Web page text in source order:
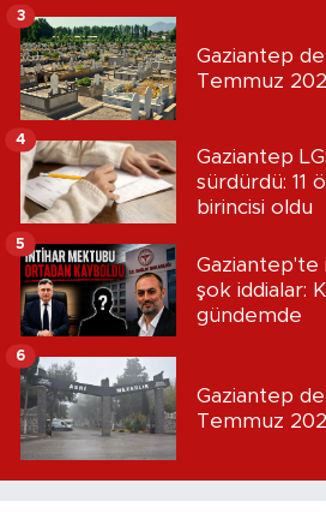
Gaziantep
Temmuz
3
Gaziantep
sürdürdü: 11
birincisi oldu
4
Gaziantep'te
şok iddialar:
gündemde
5
Gaziantep
Temmuz
6